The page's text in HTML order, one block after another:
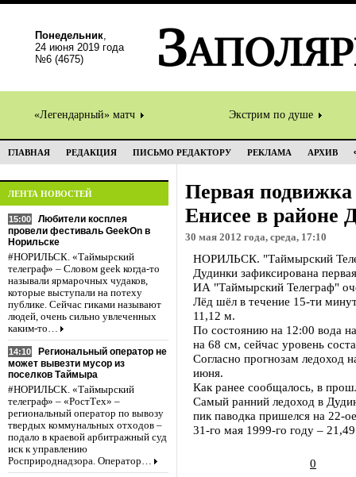
Понедельник,
24 июня 2019 года
№6 (4675)
«Легендарный» матч Экстрим по душе
ГЛАВНАЯ РЕДАКЦИЯ ПИСЬМО РЕДАКТОРУ РЕКЛАМА АРХИВ
ЛЕНТА НОВОСТЕЙ
15:00
Любители косплея
провели фестиваль GeekOn в
Норильске
#НОРИЛЬСК. «Таймырский
телеграф» – Словом geek когда-то
называли ярмарочных чудаков,
которые выступали на потеху
публике. Сейчас гиками называют
людей, очень сильно увлеченных
каким-то…
14:10
Региональный оператор не
может вывезти мусор из
поселков Таймыра
#НОРИЛЬСК. «Таймырский
телеграф» – «РостТех» –
региональный оператор по вывозу
твердых коммунальных отходов –
подало в краевой арбитражный суд
иск к управлению
Росприроднадзора. Оператор…
Первая подвижка
Енисее в районе
30 мая 2012 года, среда, 17:10
НОРИЛЬСК. "Таймырский
Дудинки зафиксирована
ИА "Таймырский Телеграф"
Лёд шёл в течение 15-ти
11,12 м.
По состоянию на 12:00 вода
на 68 см, сейчас уровень
Согласно прогнозам ледоход
июня.
Как ранее сообщалось, в
Самый ранний ледоход в
пик паводка пришелся на 22-
31-го мая 1999-го году –
0